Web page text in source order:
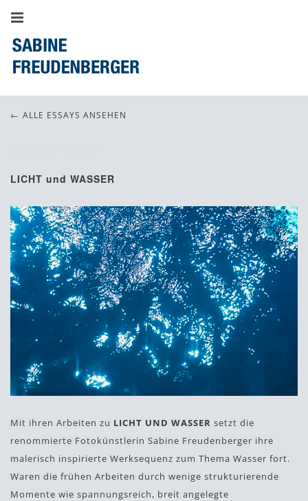
ALLE ESSAYS ANSEHEN
LICHT und WASSER
Mit ihren Arbeiten zu LICHT UND WASSER setzt die
renommierte Fotokünstlerin Sabine Freudenberger ihre
malerisch inspirierte Werksequenz zum Thema Wasser fort.
Waren die frühen Arbeiten durch wenige strukturierende
Momente wie spannungsreich, breit angelegte